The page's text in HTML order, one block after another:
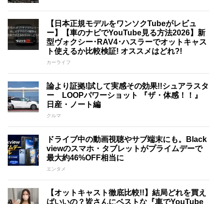
【日本正規モデルをワンソクTubeがレビュ
ー】【車のナビでYouTube見る方法2026】新
型ヴォクシー･RAV4･ハスラーでオットキャス
ト使えるか比較検証! オススメはどれ?!
カーライフ
論より証拠!試して実感その効果!!シュアラスタ
ー LOOPパワーショット 『ザ・体感！！』
日産・ノート編
クルマ
ドライブ中の動画視聴やサブ端末にも。Black
viewのスマホ・タブレットがプライムデーで
最大約46%OFF相当に
エンタメ
【オットキャスト徹底比較!!】結局どれを買え
ばいいの？皆さんにベストな『車でYouTube